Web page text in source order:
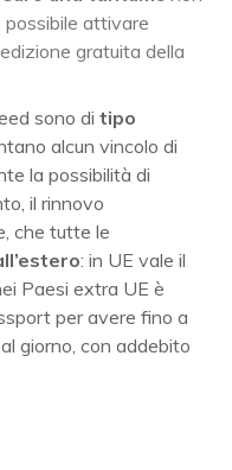
attivare
gratuita della
sono di tipo
alcun vincolo di
la possibilità di
il rinnovo
che tutte le
: in UE vale il
Paesi extra UE è
per avere fino a
giorno, con addebito